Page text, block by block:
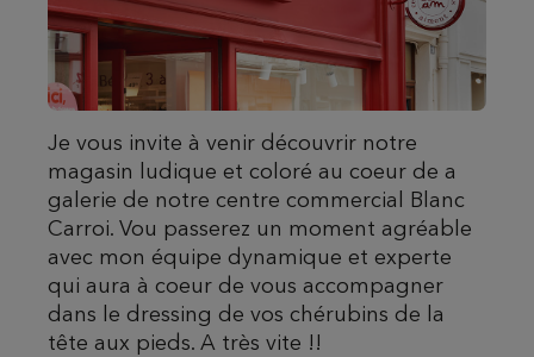
Je vous invite à venir découvrir notre
magasin ludique et coloré au coeur de a
galerie de notre centre commercial Blanc
Carroi. Vou passerez un moment agréable
avec mon équipe dynamique et experte
qui aura à coeur de vous accompagner
dans le dressing de vos chérubins de la
tête aux pieds. A très vite !!